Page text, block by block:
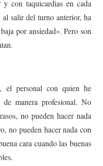
con taquicardias en cada
salir del turno anterior, ha
por ansiedad». Pero son
el personal con quien he
manera profesional. No
no pueden hacer nada
no pueden hacer nada con
cara cuando las buenas